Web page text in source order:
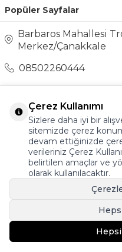
Popüler Sayfalar
Barbaros Mahallesi
Merkez/Çanakkale
08502260444
T-SoftE-Ticaret
Çerez Kullanımı
Sizlere daha iyi bir
sitemizde çerez
devam ettiğinizde
verileriniz Çerez
belirtilen amaçlar ve
olarak kullanılacaktır.